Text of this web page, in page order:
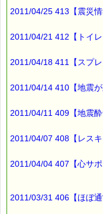
レゼント
ルです。
割引クーポン券のプレ
このメールマガジンの
→https://pass-
購読解除はこちらから
2011/04/25 413【震災情
2011/04/21 412【トイ
2011/04/18 411【スプ
2011/04/14 410【地震が
2011/04/11 409【地震酔
2011/04/07 408【レス
2011/04/04 407【心サポ
2011/03/31 406【ほぼ通